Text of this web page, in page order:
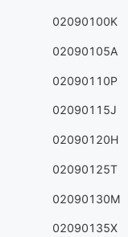
02090100K
02090105A
02090110P
02090115J
02090120H
02090125T
02090130M
02090135X